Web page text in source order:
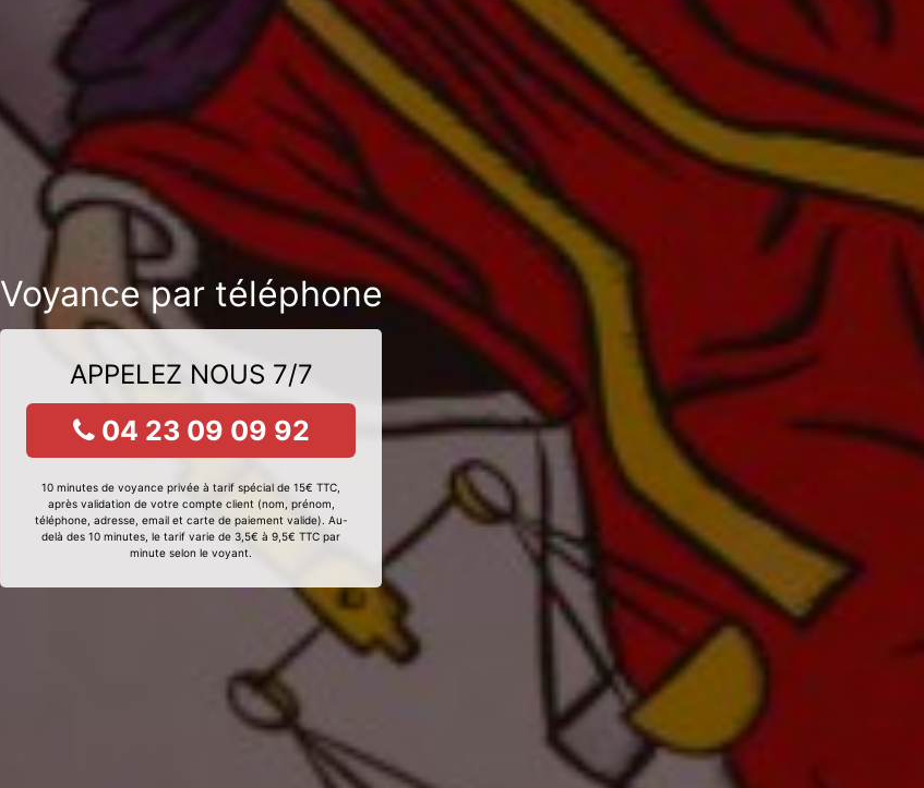
Voyance par téléphone
APPELEZ NOUS 7/7
04 23 09 09 92
10 minutes de voyance privée à tarif spécial de 15€ TTC,
après validation de votre compte client (nom, prénom,
téléphone, adresse, email et carte de paiement valide). Au-
delà des 10 minutes, le tarif varie de 3,5€ à 9,5€ TTC par
minute selon le voyant.